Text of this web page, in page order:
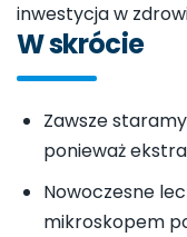
inwestycja w
W skrócie
Zawsze
ponieważ
Nowoczesne
mikroskopem